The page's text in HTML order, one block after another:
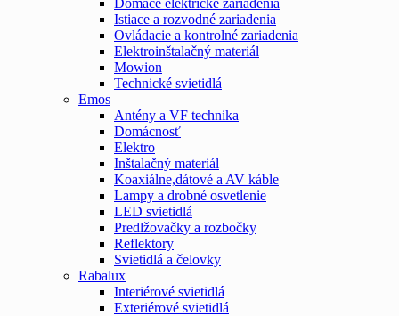
Istiace a rozvodné zariadenia
Ovládacie a kontrolné zariadenia
Elektroinštalačný materiál
Mowion
Technické svietidlá
Emos
Antény a VF technika
Domácnosť
Elektro
Inštalačný materiál
Koaxiálne,dátové a AV káble
Lampy a drobné osvetlenie
LED svietidlá
Predlžovačky a rozbočky
Reflektory
Svietidlá a čelovky
Rabalux
Interiérové svietidlá
Exteriérové svietidlá